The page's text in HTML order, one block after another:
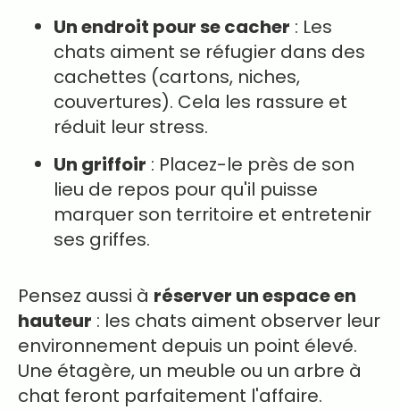
Un endroit pour se cacher : Les
chats aiment se réfugier dans des
cachettes (cartons, niches,
couvertures). Cela les rassure et
réduit leur stress.
Un griffoir : Placez-le près de son
lieu de repos pour qu'il puisse
marquer son territoire et entretenir
ses griffes.
Pensez aussi à réserver un espace en
hauteur : les chats aiment observer leur
environnement depuis un point élevé.
Une étagère, un meuble ou un arbre à
chat feront parfaitement l'affaire.